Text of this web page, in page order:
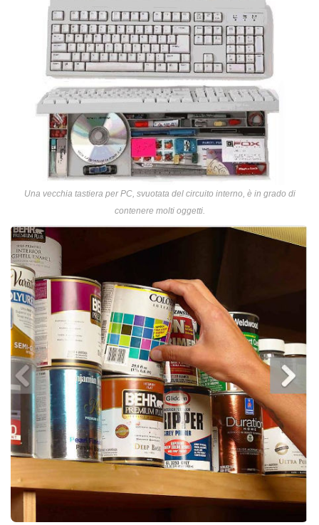
Una vecchia tastiera per PC, svuotata del circuito interno, è in grado di
contenere molti oggetti.